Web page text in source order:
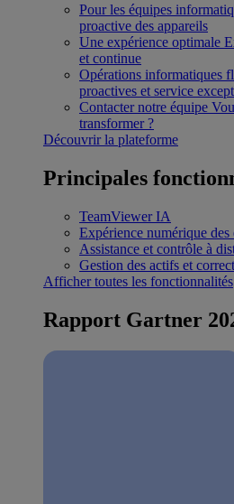
Pour les équipes
proactive des appareils
Une expérience optimale
et continue
Opérations informatiques
proactives et service
Contacter notre équipe
transformer ?
Découvrir la plateforme
Principales
TeamViewer IA
Expérience numérique des
Assistance et contrôle à
Gestion des actifs et
Afficher toutes les fonctionnalités
Rapport Gartner